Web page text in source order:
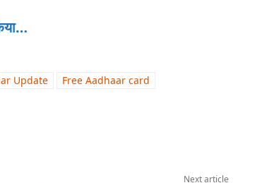
Update Free Aadhaar card
Next article